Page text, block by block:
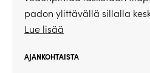
padon ylittävällä sillalla
Lue lisää
AJANKOHTAISTA